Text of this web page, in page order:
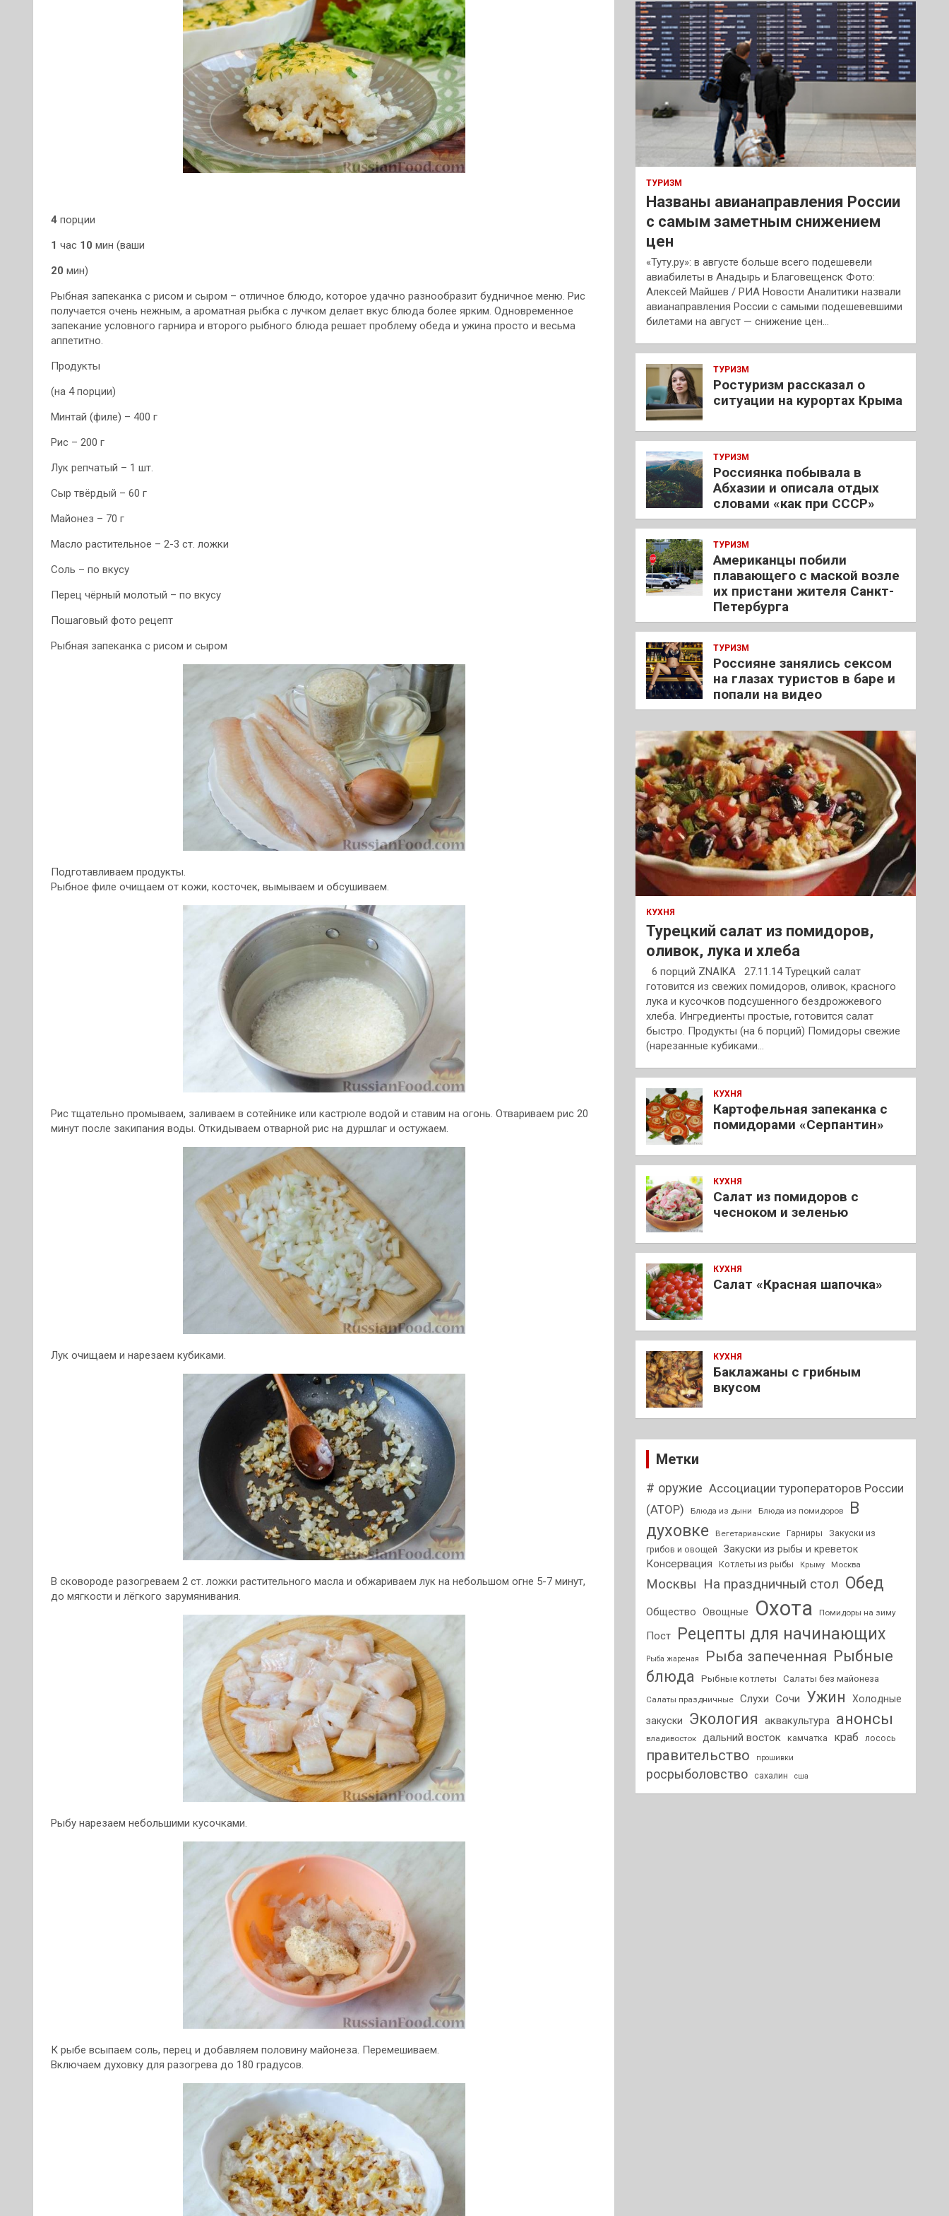
4 порции
1 час 10 мин (ваши
20 мин)
Рыбная запеканка с рисом и сыром – отличное блюдо, которое удачно разнообразит будничное меню. Рис
получается очень нежным, а ароматная рыбка с лучком делает вкус блюда более ярким. Одновременное
запекание условного гарнира и второго рыбного блюда решает проблему обеда и ужина просто и весьма
аппетитно.
Продукты
(на 4 порции)
Минтай (филе) – 400 г
Рис – 200 г
Лук репчатый – 1 шт.
Сыр твёрдый – 60 г
Майонез – 70 г
Масло растительное – 2-3 ст. ложки
Соль – по вкусу
Перец чёрный молотый – по вкусу
Пошаговый фото рецепт
Рыбная запеканка с рисом и сыром
Подготавливаем продукты.
Рыбное филе очищаем от кожи, косточек, вымываем и обсушиваем.
Рис тщательно промываем, заливаем в сотейнике или кастрюле водой и ставим на огонь. Отвариваем рис 20
минут после закипания воды. Откидываем отварной рис на дуршлаг и остужаем.
Лук очищаем и нарезаем кубиками.
В сковороде разогреваем 2 ст. ложки растительного масла и обжариваем лук на небольшом огне 5-7 минут,
до мягкости и лёгкого зарумянивания.
Рыбу нарезаем небольшими кусочками.
К рыбе всыпаем соль, перец и добавляем половину майонеза. Перемешиваем.
Включаем духовку для разогрева до 180 градусов.
к
ТУРИЗМ
Названы авианаправления России
с самым заметным снижением
цен
«Туту.ру»: в августе больше всего подешевели
авиабилеты в Анадырь и Благовещенск Фото:
Алексей Майшев / РИА Новости Аналитики назвали
авианаправления России с самыми подешевевшими
билетами на август — снижение цен…
ТУРИЗМ
Ростуризм рассказал о
ситуации на курортах Крыма
ТУРИЗМ
Россиянка побывала в
Абхазии и описала отдых
словами «как при СССР»
ТУРИЗМ
Американцы побили
плавающего с маской возле
их пристани жителя Санкт-
Петербурга
ТУРИЗМ
Россияне занялись сексом
на глазах туристов в баре и
попали на видео
КУХНЯ
Турецкий салат из помидоров,
оливок, лука и хлеба
6 порций ZNAIKA 27.11.14 Турецкий салат
готовится из свежих помидоров, оливок, красного
лука и кусочков подсушенного бездрожжевого
хлеба. Ингредиенты простые, готовится салат
быстро. Продукты (на 6 порций) Помидоры свежие
(нарезанные кубиками…
КУХНЯ
Картофельная запеканка с
помидорами «Серпантин»
КУХНЯ
Салат из помидоров с
чесноком и зеленью
КУХНЯ
Салат «Красная шапочка»
КУХНЯ
Баклажаны с грибным
вкусом
Метки
# оружие Ассоциации туроператоров России
(АТОР)
Блюда из дыни Блюда из помидоров
В
духовке
Вегетарианские Гарниры
Закуски из
грибов и овощей
Закуски из рыбы и креветок
Консервация Котлеты из рыбы Крыму Москва
Москвы На праздничный стол Обед
Общество Овощные Охота Помидоры на зиму
Пост Рецепты для начинающих
Рыба жареная Рыба запеченная Рыбные
блюда
Рыбные котлеты Салаты без майонеза
Салаты праздничные Слухи Сочи Ужин
Холодные
закуски
Экология аквакультура анонсы
владивосток дальний восток камчатка краб лосось
правительство прошивки
росрыболовство сахалин сша